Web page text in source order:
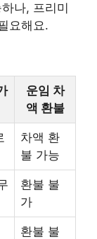
나, 프리미
요해요.
운임 차
액 환불
차액 환
불 가능
환불 불
가
환불 불